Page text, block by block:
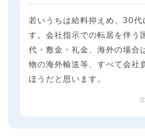
若いうちは給料抑えめ、30代
す。会社指示での転居を伴う
代・敷金・礼金、海外の場合
物の海外輸送等、すべて会社
ほうだと思います。